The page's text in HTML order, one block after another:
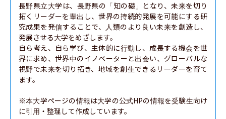
長野県立大学は、長野県の「知の礎」となり、未来を切り
拓くリーダーを輩出し、世界の持続的発展を可能にする研
究成果を発信することで、人類のより良い未来を創造し、
発展させる大学をめざします。
自ら考え、自ら学び、主体的に行動し、成長する機会を世
界に求め、世界中のイノベーターと出会い、グローバルな
視野で未来を切り拓き、地域を創生できるリーダーを育て
ます。
※本大学ページの情報は大学の公式HPの情報を受験生向け
に引用・整理して作成しています。